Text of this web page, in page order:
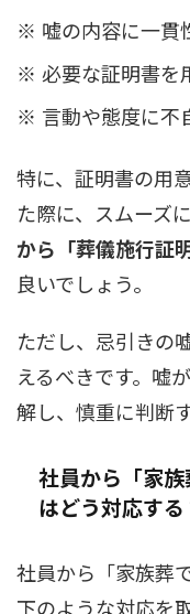
嘘の内容に一貫
必要な証明書を
言動や態度に不
特に、証明書の用
た際に、スムーズ
から「葬儀施行証
良いでしょう。
ただし、忌引きの
えるべきです。嘘
解し、慎重に判断
社員から「家
はどう対応する
社員から「家族葬
下のような対応を